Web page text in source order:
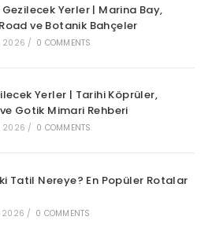
Yerler | Marina Bay,
ve Botanik Bahçeler
2026 / 0 COMMENTS
Yerler | Tarihi Köprüler,
Gotik Mimari Rehberi
2026 / 0 COMMENTS
Tatil Nereye? En Popüler Rotalar
2026 / 0 COMMENTS